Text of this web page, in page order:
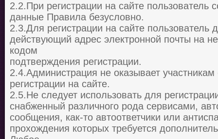
2.2.При регистрации на сайте пользователь
данные Правила безусловно.
2.3.Для регистрации на сайте пользователь
действующий адрес электронной почты на
кодом
подтверждения регистрации.
2.4.Администрация не оказывает
регистрации на сайте.
2.5.Не следует использовать для
снабженный различного рода сервисами,
сообщения, как-то автоответчики или
прохождения которых требуется